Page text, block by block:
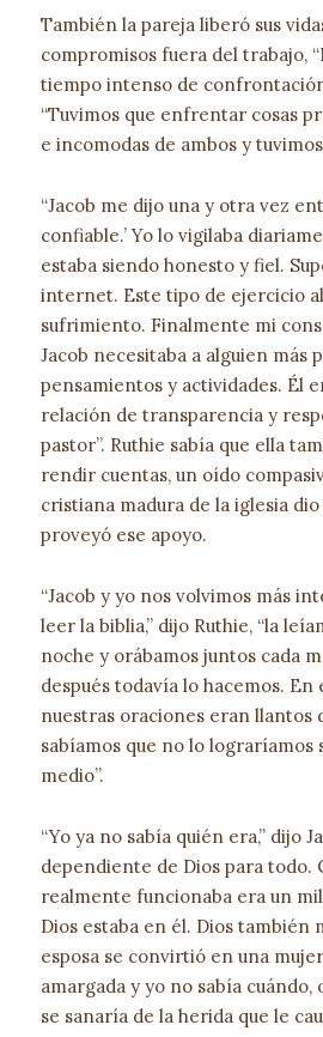
También la pareja liberó sus
compromisos fuera del trabajo,
tiempo intenso de
“Tuvimos que enfrentar cosas
e incomodas de ambos y
“Jacob me dijo una y otra vez
confiable.’ Yo lo vigilaba
estaba siendo honesto y fiel.
internet. Este tipo de ejercicio
sufrimiento. Finalmente mi
Jacob necesitaba a alguien más
pensamientos y actividades. Él
relación de transparencia y
pastor”. Ruthie sabía que ella
rendir cuentas, un oído
cristiana madura de la iglesia
proveyó ese apoyo.
“Jacob y yo nos volvimos más
leer la biblia,” dijo Ruthie, “la
noche y orábamos juntos cada
después todavía lo hacemos. En
nuestras oraciones eran llantos
sabíamos que no lo lograríamos
medio”.
“Yo ya no sabía quién era,” dijo
dependiente de Dios para todo.
realmente funcionaba era un
Dios estaba en él. Dios también
esposa se convirtió en una
amargada y yo no sabía cuándo,
se sanaría de la herida que le